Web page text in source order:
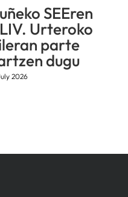
SEEren
Urteroko
parte
dugu
2026